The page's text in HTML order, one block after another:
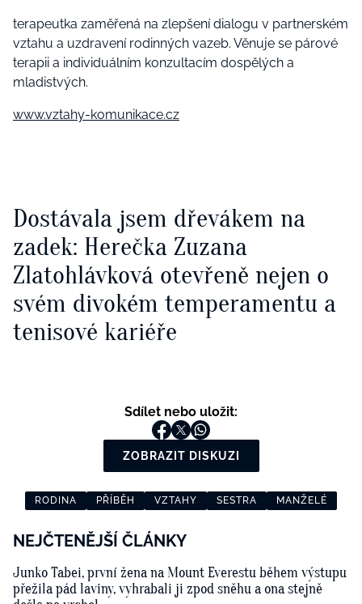
terapeutka zaměřená na zlepšení dialogu v partnerském
vztahu a uzdravení rodinných vazeb. Věnuje se párové
terapii a individuálním konzultacím dospělých a
mladistvých.
www.vztahy-komunikace.cz
Dostávala jsem dřevákem na
zadek: Herečka Zuzana
Zlatohlávková otevřeně nejen o
svém divokém temperamentu a
tenisové kariéře
Sdílet nebo uložit:
ZOBRAZIT DISKUZI
RODINA PŘÍBĚH VZTAHY SESTRA MANŽELÉ
NEJČTENĚJŠÍ ČLÁNKY
Junko Tabei, první žena na Mount Everestu během výstupu
přežila pád laviny, vyhrabali ji zpod sněhu a ona stejně